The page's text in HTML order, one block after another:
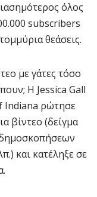
όλος
subscribers
θεάσεις.
με γάτες τόσο
Η Jessica Gall
Indiana ρώτησε
βίντεο (δείγμα
και κατέληξε σε